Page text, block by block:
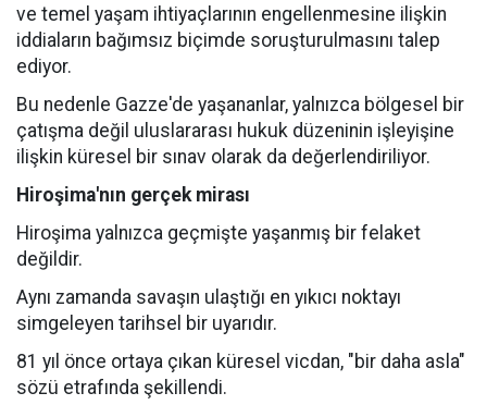
ve temel yaşam ihtiyaçlarının engellenmesine ilişkin
iddiaların bağımsız biçimde soruşturulmasını talep
ediyor.
Bu nedenle Gazze'de yaşananlar, yalnızca bölgesel bir
çatışma değil uluslararası hukuk düzeninin işleyişine
ilişkin küresel bir sınav olarak da değerlendiriliyor.
Hiroşima'nın gerçek mirası
Hiroşima yalnızca geçmişte yaşanmış bir felaket
değildir.
Aynı zamanda savaşın ulaştığı en yıkıcı noktayı
simgeleyen tarihsel bir uyarıdır.
81 yıl önce ortaya çıkan küresel vicdan, "bir daha asla"
sözü etrafında şekillendi.